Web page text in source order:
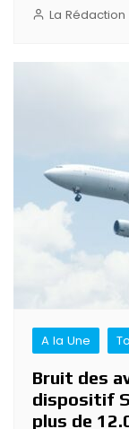
La Rédaction
A la Une
Bruit des
dispositif
plus de